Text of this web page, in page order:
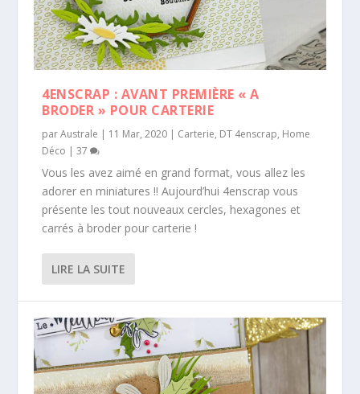
4ENSCRAP : AVANT PREMIÈRE « A
BRODER » POUR CARTERIE
parAustrale 11 Mar, 2020 Carterie, DT 4enscrap, Home
Déco |37
Vous les avez aimé en grand format, vous allez les
adorer en miniatures !! Aujourd’hui 4enscrap vous
présente les tout nouveaux cercles, hexagones et
carrés à broder pour carterie !
LIRE LA SUITE